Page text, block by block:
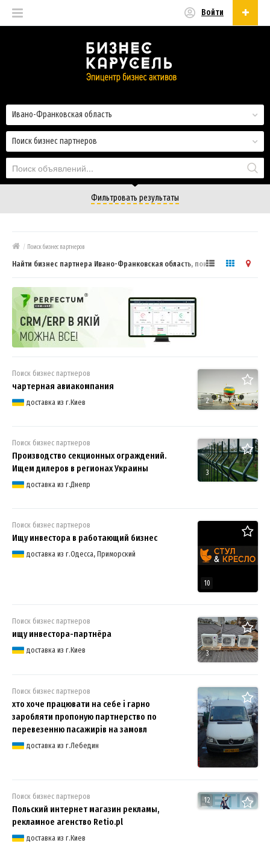
Войти
Поиск бизнес партнеров
Ивано-Франковская область
Фильтровать результаты
/ Поиск бизнес партнеров
Найти бизнес партнера Ивано-Франковская область, поиск бизнес
2
Поиск бизнес партнеров
чартерная авиакомпания
доставка из г.Киев
3
Поиск бизнес партнеров
Производство секционных ограждений.
Ищем дилеров в регионах Украины
доставка из г.Днепр
10
Поиск бизнес партнеров
Ищу инвестора в работающий бизнес
доставка из г.Одесса, Приморский
3
Поиск бизнес партнеров
ищу инвестора-партнёра
доставка из г.Киев
Поиск бизнес партнеров
хто хоче працювати на себе і гарно
заробляти пропоную партнерство по
перевезенню пасажирів на замовл
доставка из г.Лебедин
12
Поиск бизнес партнеров
Польский интернет магазин рекламы,
рекламное агенство Retio.pl
доставка из г.Киев